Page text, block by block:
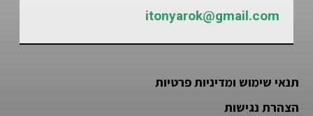
itonyarok@gmail.com
תנאי שימוש ומדיניות פרטיות
הצהרת נגישות